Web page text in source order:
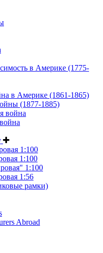
в Америке (1775-
в Америке (1861-1865)
(1877-1885)
война
1:100
1:100
1:100
1:56
рамки)
Abroad